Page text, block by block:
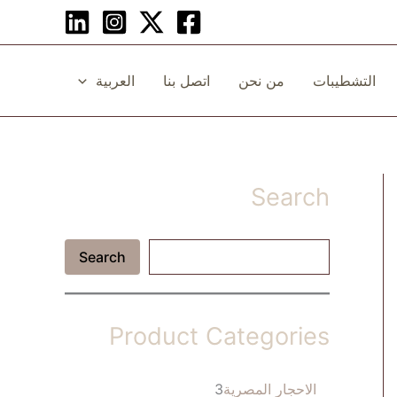
التشطيبات من نحن اتصل بنا العربية
Search
ح
Search
Product Categories
الاحجار المصرية3